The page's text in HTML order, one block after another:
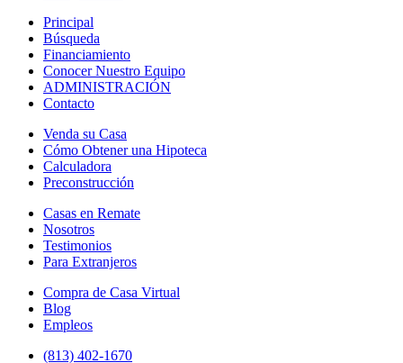
Principal
Búsqueda
Financiamiento
Conocer Nuestro Equipo
ADMINISTRACIÓN
Contacto
Venda su Casa
Cómo Obtener una Hipoteca
Calculadora
Preconstrucción
Casas en Remate
Nosotros
Testimonios
Para Extranjeros
Compra de Casa Virtual
Blog
Empleos
(813) 402-1670